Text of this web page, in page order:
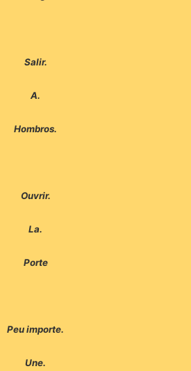
Salir.
A.
Hombros.
Ouvrir.
La.
Porte
Peu importe.
Une.